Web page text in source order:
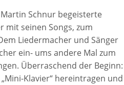
Schnur begeisterte
mit seinen Songs, zum
Liedermacher und Sänger
ein- ums andere Mal zum
Überraschend der Beginn:
Klavier“ hereintragen und